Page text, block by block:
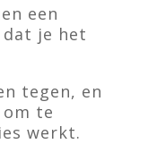
een
je het
tegen, en
te
werkt.